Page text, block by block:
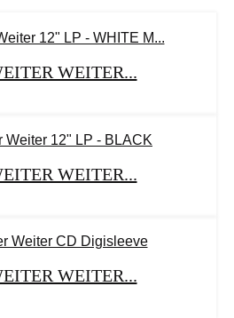
WEITER...
WEITER...
WEITER...